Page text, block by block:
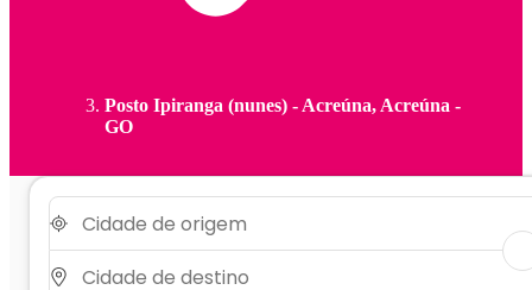
Posto Ipiranga (nunes) - Acreúna, Acreúna -
GO